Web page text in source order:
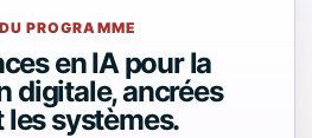
PROGRAMME
en IA pour la
digitale, ancrées
les systèmes.